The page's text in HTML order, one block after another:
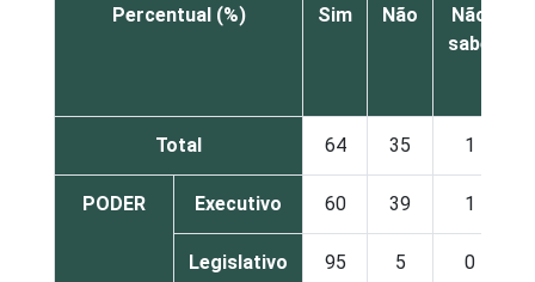
Percentual (%) Sim Não
Não
sabe
Total 64 35 1
PODER Executivo 60 39 1
Legislativo 95 5 0